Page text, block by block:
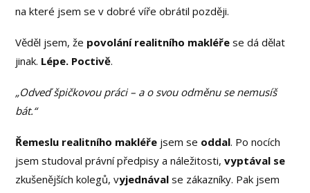
na které jsem se v dobré víře obrátil později.
Věděl jsem, že povolání realitního makléře se dá dělat
jinak. Lépe. Poctivě.
„Odveď špičkovou práci – a o svou odměnu se nemusíš
bát.“
Řemeslu realitního makléře jsem se oddal. Po nocích
jsem studoval právní předpisy a náležitosti, vyptával se
zkušenějších kolegů, vyjednával se zákazníky. Pak jsem